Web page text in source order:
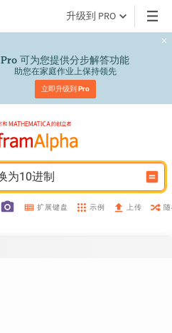
升级到 PRO
Pro 可为您提供分步解答功能
助您在家庭作业上保持领先
立即升级到 Pro
为10进制
扩展键盘 示例 上传